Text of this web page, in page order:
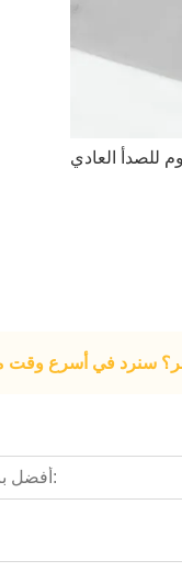
للصدأ العادي
في أسرع وقت ممكن